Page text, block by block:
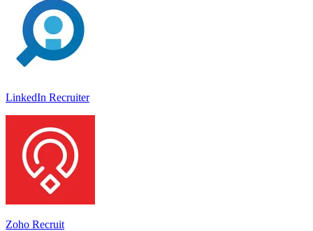
LinkedIn Recruiter
Zoho Recruit